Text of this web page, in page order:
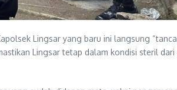
Lingsar yang baru ini langsung
Lingsar tetap dalam kondisi steril